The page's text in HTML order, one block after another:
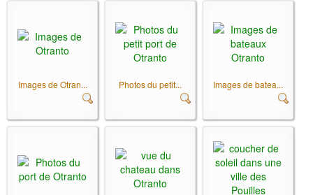
Images de Otran... Photos du petit... Images de batea...